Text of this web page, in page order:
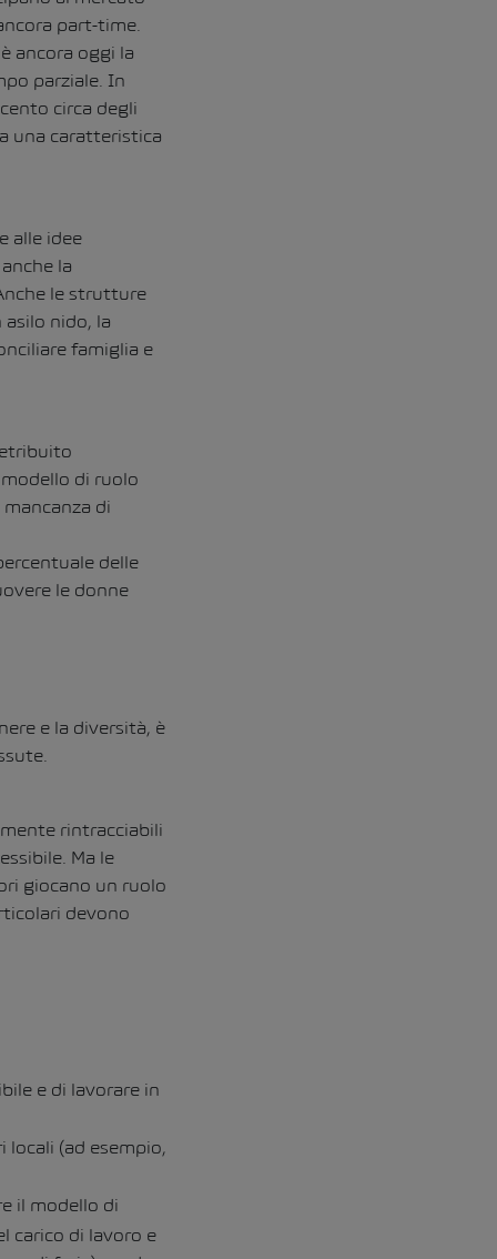
part-time.
ancora oggi la
parziale. In
circa degli
una caratteristica
alle idee
la
le strutture
asilo nido, la
famiglia e
di ruolo
di
delle
le donne
e la diversità, è
rintracciabili
Ma le
giocano un ruolo
devono
e di lavorare in
locali (ad esempio,
il modello di
carico di lavoro e